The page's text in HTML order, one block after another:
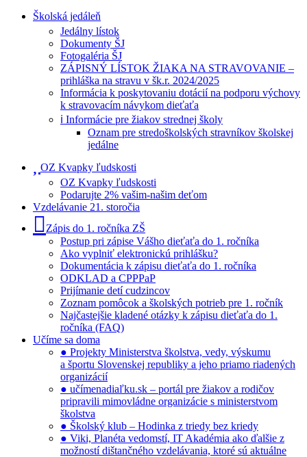
Školská jedáleň
Jedálny lístok
Dokumenty ŠJ
Fotogaléria ŠJ
ZÁPISNÝ LÍSTOK ŽIAKA NA STRAVOVANIE –
prihláška na stravu v šk.r. 2024/2025
Informácia k poskytovaniu dotácií na podporu výchovy
k stravovacím návykom dieťaťa
ℹ️ Informácie pre žiakov strednej školy
Oznam pre stredoškolských stravníkov školskej
jedálne
OZ Kvapky ľudskosti
OZ Kvapky ľudskosti
Podarujte 2% vašim-našim deťom
Vzdelávanie 21. storočia
Zápis do 1. ročníka ZŠ
Postup pri zápise Vášho dieťaťa do 1. ročníka
Ako vyplniť elektronickú prihlášku?
Dokumentácia k zápisu dieťaťa do 1. ročníka
ODKLAD a CPPPaP
Prijímanie detí cudzincov
Zoznam pomôcok a školských potrieb pre 1. ročník
Najčastejšie kladené otázky k zápisu dieťaťa do 1.
ročníka (FAQ)
Učíme sa doma
● Projekty Ministerstva školstva, vedy, výskumu
a športu Slovenskej republiky a jeho priamo riadených
organizácií
● učímenadiaľku.sk – portál pre žiakov a rodičov
pripravili mimovládne organizácie s ministerstvom
školstva
● Školský klub – Hodinka z triedy bez kriedy
● Viki, Planéta vedomstí, IT Akadémia ako ďalšie z
možností dištančného vzdelávania, ktoré sú aktuálne